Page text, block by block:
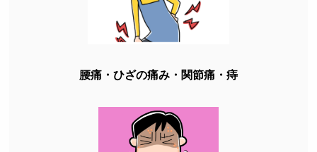
腰痛・ひざの痛み・関節痛・痔